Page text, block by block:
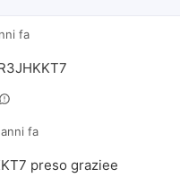
fa
fa
preso graziee